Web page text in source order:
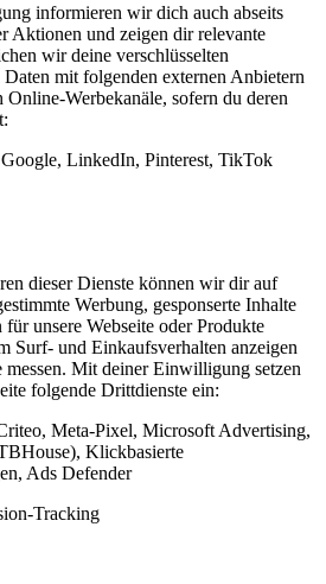
informieren wir dich auch abseits
Aktionen und zeigen dir relevante
wir deine verschlüsselten
Daten mit folgenden externen Anbietern
Online-Werbekanäle, sofern du deren
LinkedIn, Pinterest, TikTok
dieser Dienste können wir dir auf
Werbung, gesponserte Inhalte
unsere Webseite oder Produkte
Surf- und Einkaufsverhalten anzeigen
messen. Mit deiner Einwilligung setzen
folgende Drittdienste ein:
Meta-Pixel, Microsoft Advertising,
Klickbasierte
Ads Defender
Tracking